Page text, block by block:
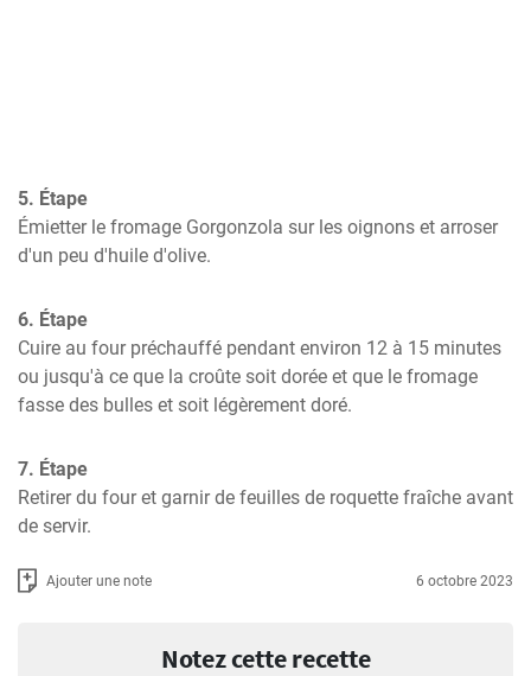
5. Étape
Émietter le fromage Gorgonzola sur les oignons et arroser
d'un peu d'huile d'olive.
6. Étape
Cuire au four préchauffé pendant environ 12 à 15 minutes
ou jusqu'à ce que la croûte soit dorée et que le fromage
fasse des bulles et soit légèrement doré.
7. Étape
Retirer du four et garnir de feuilles de roquette fraîche avant
de servir.
Ajouter une note 6 octobre 2023
Notez cette recette